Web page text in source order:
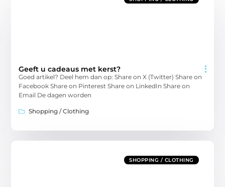
Geeft u cadeaus met kerst?
Goed artikel? Deel hem dan op: Share on X (Twitter) Share on
Facebook Share on Pinterest Share on LinkedIn Share on
Email De dagen worden
Shopping / Clothing
SHOPPING / CLOTHING